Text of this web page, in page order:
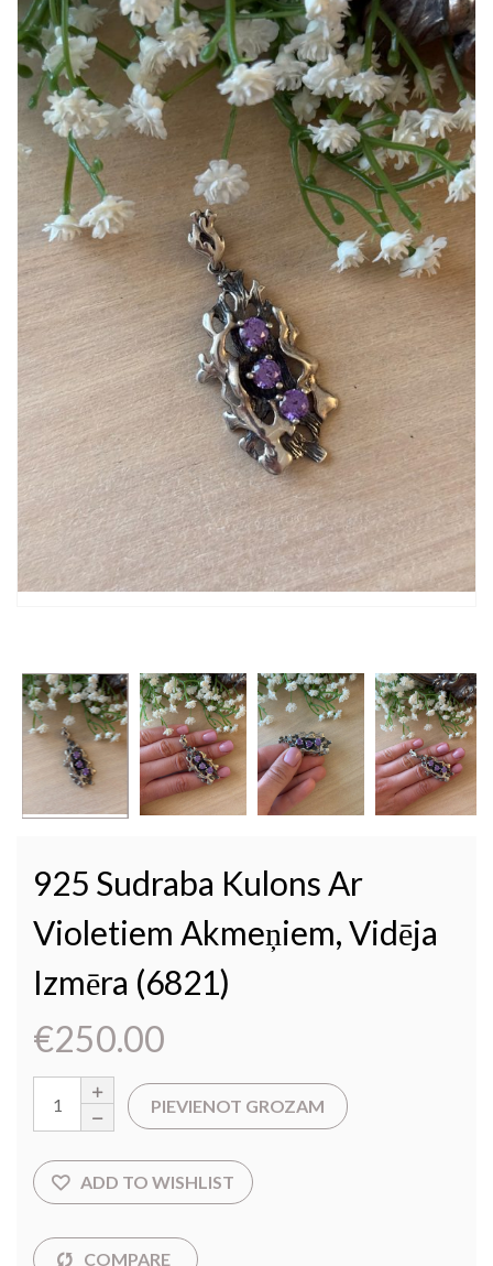
925 Sudraba Kulons Ar
Violetiem Akmeņiem, Vidēja
Izmēra (6821)
€250.00
PIEVIENOT GROZAM